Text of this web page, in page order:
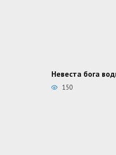
Невеста бога
150